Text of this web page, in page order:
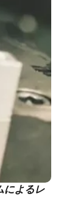
によるレ